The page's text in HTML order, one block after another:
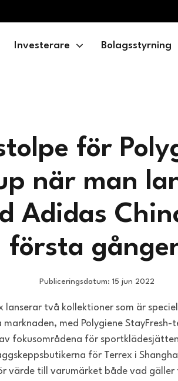
Investerare Bolagsstyrning
för
när man
Adidas
första
Publiceringsdatum: 15 jun 2022
lanserar två kollektioner som är
marknaden, med Polygiene
fokusområdena för
för Terrex i
värde till varumärket både vad